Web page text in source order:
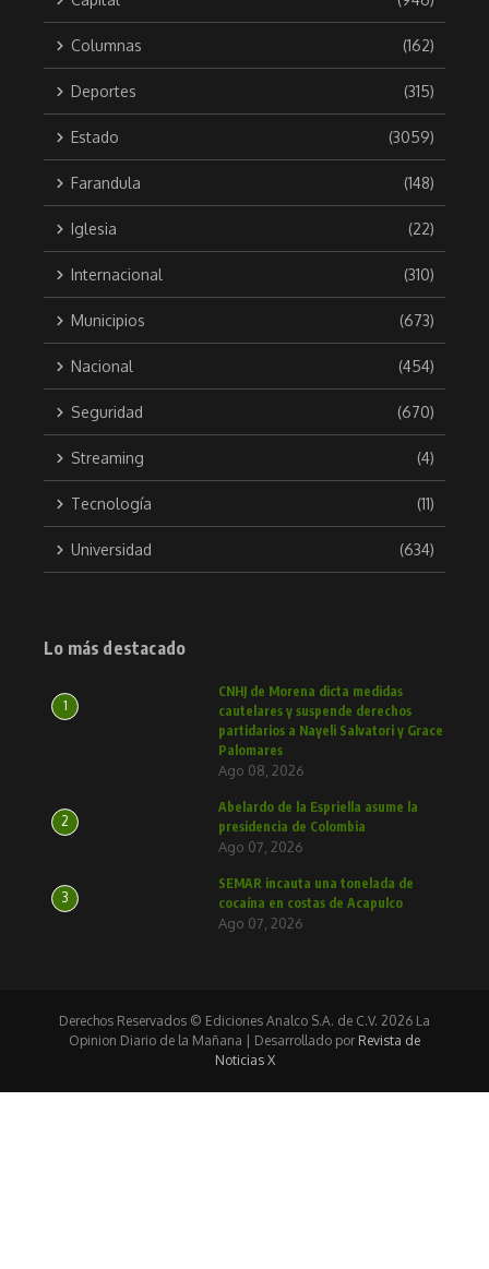
Columnas (162)
Deportes (315)
Estado (3059)
Farandula (148)
Iglesia (22)
Internacional (310)
Municipios (673)
Nacional (454)
Seguridad (670)
Streaming (4)
Tecnología (11)
Universidad (634)
Lo más destacado
1
CNHJ de Morena dicta medidas
cautelares y suspende derechos
partidarios a Nayeli Salvatori y Grace
Palomares
Ago 08, 2026
2
Abelardo de la Espriella asume la
presidencia de Colombia
Ago 07, 2026
3
SEMAR incauta una tonelada de
cocaína en costas de Acapulco
Ago 07, 2026
Derechos Reservados © Ediciones Analco S.A. de C.V. 2026 La
Opinion Diario de la Mañana | Desarrollado por Revista de
Noticias X